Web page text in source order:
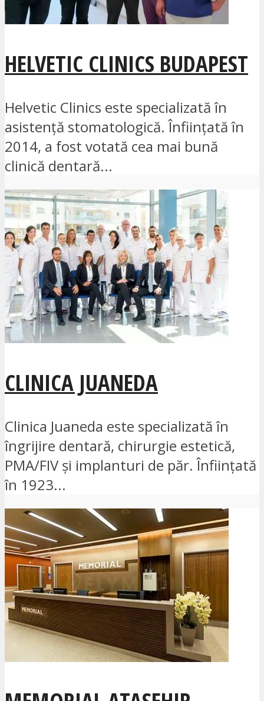
HELVETIC CLINICS BUDAPEST
Helvetic Clinics este specializată în
asistență stomatologică. Înființată în
2014, a fost votată cea mai bună
clinică dentară...
CLINICA JUANEDA
Clinica Juaneda este specializată în
îngrijire dentară, chirurgie estetică,
PMA/FIV și implanturi de păr. Înființată
în 1923...